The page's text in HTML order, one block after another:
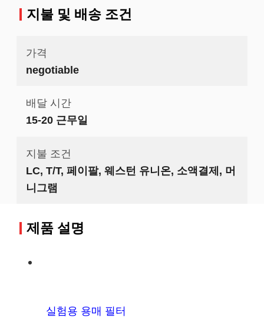
지불 및 배송 조건
가격
negotiable
배달 시간
15-20 근무일
지불 조건
LC, T/T, 페이팔, 웨스턴 유니온, 소액결제, 머
니그램
제품 설명
실험용 용매 필터